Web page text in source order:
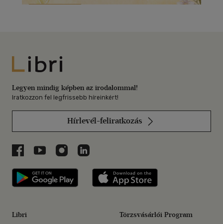
Libri
Legyen mindig képben az irodalommal!
Iratkozzon fel legfrissebb híreinkért!
Hírlevél-feliratkozás
Libri a Facebookon
Libri a Youtube-on
Libri az Instagramon
Libri a LinkedInen
Libri applikáció Szerezd meg: Google
Libri Törzsvásárlói Program